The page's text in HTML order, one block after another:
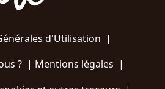
d'Utilisation |
?| Mentions légales |